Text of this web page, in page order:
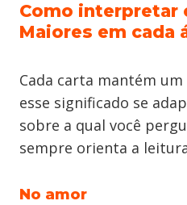
Como interpretar
Maiores em cada
Cada carta mantém
esse significado se
sobre a qual você
sempre orienta a
No amor